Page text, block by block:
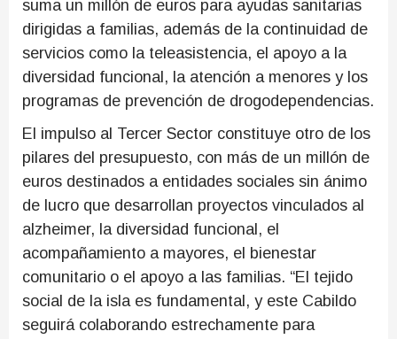
suma un millón de euros para ayudas sanitarias
dirigidas a familias, además de la continuidad de
servicios como la teleasistencia, el apoyo a la
diversidad funcional, la atención a menores y los
programas de prevención de drogodependencias.
El impulso al Tercer Sector constituye otro de los
pilares del presupuesto, con más de un millón de
euros destinados a entidades sociales sin ánimo
de lucro que desarrollan proyectos vinculados al
alzheimer, la diversidad funcional, el
acompañamiento a mayores, el bienestar
comunitario o el apoyo a las familias. “El tejido
social de la isla es fundamental, y este Cabildo
seguirá colaborando estrechamente para